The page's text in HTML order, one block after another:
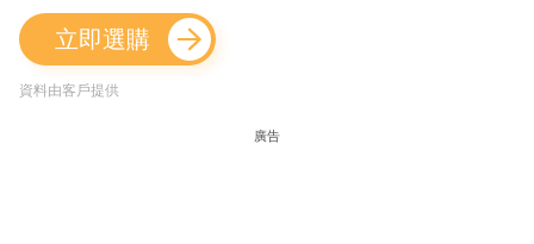
立即選購
資料由客戶提供
廣告